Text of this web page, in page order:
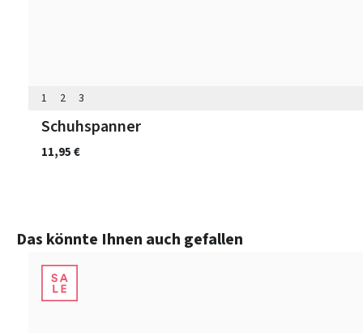
1 2 3
Schuhspanner
11,95 €
Produktgalerie überspringen
Das könnte Ihnen auch gefallen